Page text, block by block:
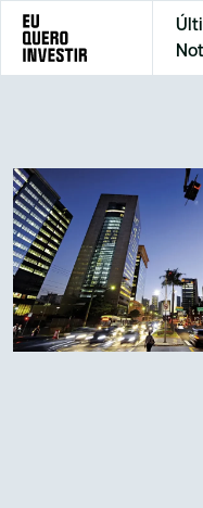
Home Cotações